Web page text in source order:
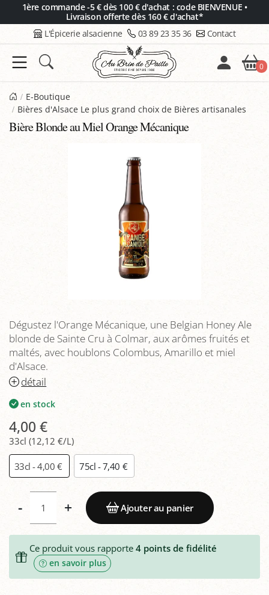
1ère commande -5 € dès 100 € d'achat : code BIENVENUE •
Livraison offerte dès 160 € d'achat*
L'Épicerie alsacienne 03 89 23 35 36 Contact
0
E-Boutique
Bières d'Alsace Le plus grand choix de Bières artisanales
Bière Blonde au Miel Orange Mécanique
Dégustez l'Orange Mécanique, une Belgian Honey Ale
blonde de Sainte Cru à Colmar, aux arômes fruités et
maltés, avec houblons Colombus, Amarillo et miel
d'Alsace.
détail
en stock
4,00 €
33cl (12,12 €/L)
33cl - 4,00 € 75cl - 7,40 €
- + Ajouter au panier
Ce produit vous rapporte 4points de fidélité
en savoir plus
Panneau de gestion des cookies